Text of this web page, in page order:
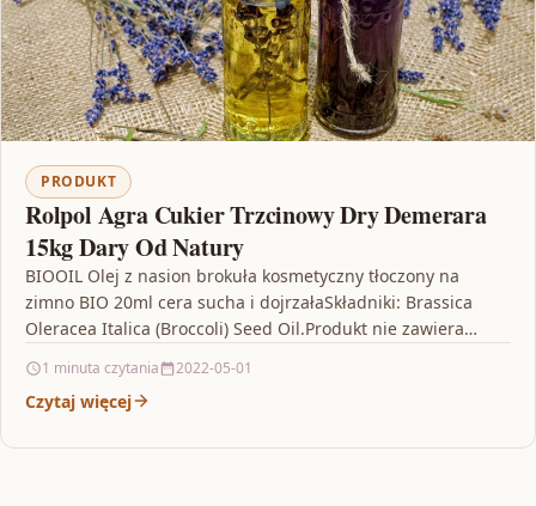
PRODUKT
Rolpol Agra Cukier Trzcinowy Dry Demerara
15kg Dary Od Natury
BIOOIL Olej z nasion brokuła kosmetyczny tłoczony na
zimno BIO 20ml cera sucha i dojrzałaSkładniki: Brassica
Oleracea Italica (Broccoli) Seed Oil.Produkt nie zawiera
1 minuta czytania 2022-05-01
Czytaj więcej